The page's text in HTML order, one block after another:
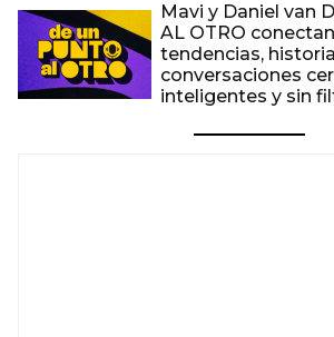
Mavi y Daniel van
AL OTRO
tendencias,
conversaciones
inteligentes y sin